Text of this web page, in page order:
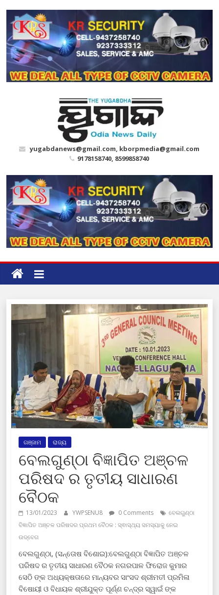
content
yugabdanews@gmail.com, kborpmedia@gmail.com
9178158740, 8599858740
ଗଞ୍ଜାମ ରାଜ୍ୟ
ବେଲଗୁଣ୍ଠା ବିଜ୍ଞାପିତ ଅଞ୍ଚଳ
ପରିଷଦ ର ତୃତୀୟ ସାଧାରଣ
ବୈଠକ
13/01/2023 YWPSENU8 0 Comments
ବେଲଗୁଣ୍ଠା
ବିଜ୍ଞାପିତ ଅଞ୍ଚଳ ପରିଷଦର ପ୍ରଥମ ବୈଠକ : ସ୍ଵାସ୍ଥ୍ୟ ସମସ୍ୟାକୁ ନେଇ
ଉଦ୍‌ବେଗ
ବେଲଗୁଣ୍ଠା, (ସନ୍ତୋଷ ବିଶୋଇ):ବେଲଗୁଣ୍ଠା ବିଜ୍ଞାପିତ ଅଞ୍ଚଳ
ପରିଷଦ ର ତୃତୀୟ ସାଧାରଣ ବୈଠକ ନଗରପାଳ ଫିରୋଜ କୁମାର
ସେଠି ଙ୍କ ଅଧ୍ୟକ୍ଷତାରେ ମାନ୍ୟବର ସାଂସଦ ଶ୍ରୀମତୀ ପ୍ରମିଳା
ବିଷୋୟୀ ଓ ବିଧାୟକ ଶ୍ରୀଯୁକ୍ତ ପୂର୍ଣ୍ଣ ଚନ୍ଦ୍ର ସ୍ୱାଇଁ ଙ୍କ